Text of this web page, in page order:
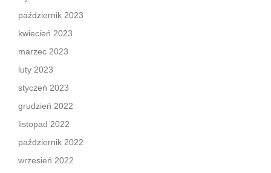
październik 2023
kwiecień 2023
marzec 2023
luty 2023
styczeń 2023
grudzień 2022
listopad 2022
październik 2022
wrzesień 2022